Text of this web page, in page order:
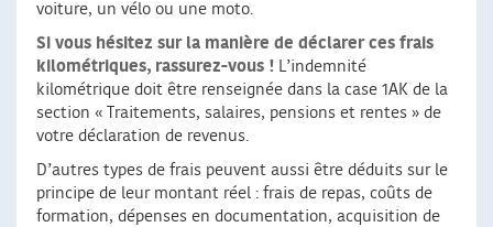
voiture, un vélo ou une moto.
Si vous hésitez sur la manière de déclarer ces frais
kilométriques, rassurez-vous ! L’indemnité
kilométrique doit être renseignée dans la case 1AK de la
section « Traitements, salaires, pensions et rentes » de
votre déclaration de revenus.
D’autres types de frais peuvent aussi être déduits sur le
principe de leur montant réel : frais de repas, coûts de
formation, dépenses en documentation, acquisition de